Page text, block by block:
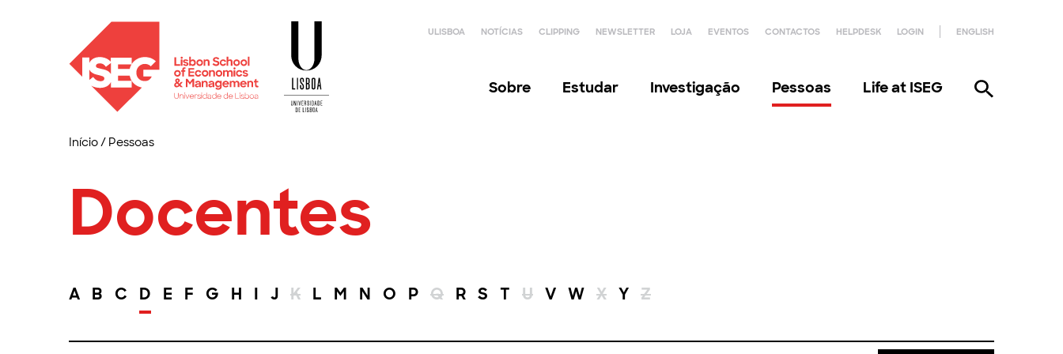
ULISBOA NOTÍCIAS CLIPPING NEWSLETTER LOJA EVENTOS CONTACTOS HELPDESK LOGIN ENGLISH
Sobre Estudar Investigação Pessoas Life at ISEG
Início/ Pessoas
Docentes
A B C D E F G H I J K L M N O P Q R S T U V W X Y Z